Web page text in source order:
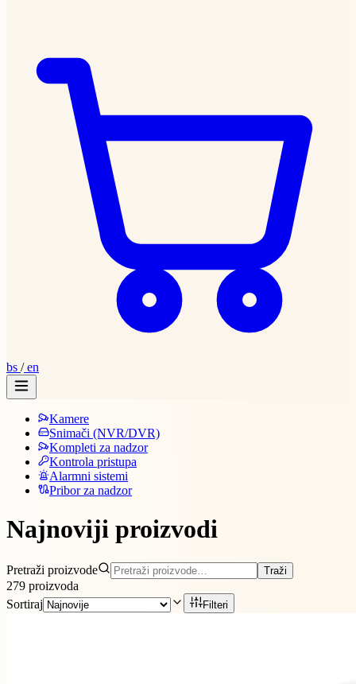
bs /en
Kamere
Snimači (NVR/DVR)
Kompleti za nadzor
Kontrola pristupa
Alarmni sistemi
Pribor za nadzor
Najnoviji proizvodi
Pretraži proizvode Traži
279 proizvoda
Sortiraj
Filteri